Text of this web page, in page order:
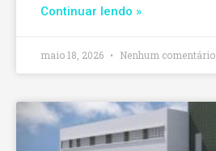
Continuar lendo »
maio 18, 2026 Nenhum comentário